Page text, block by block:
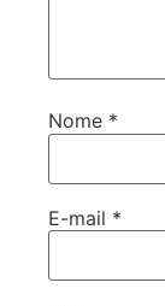
Nome *
E-mail *